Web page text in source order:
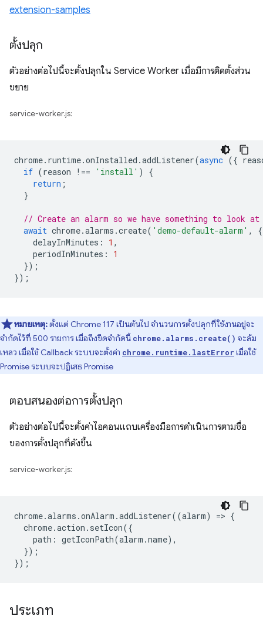
extension-samples
ตั้งปลุก
ตัวอย่างต่อไปนี้จะตั้งปลุกใน Service Worker เมื่อมีการติดตั้งส่วน
ขยาย
service-worker.js:
chrome. runtime.onInstalled .addListener(async ({
if (reason !== 'install' )
{
return ;
}
// Create an alarm so we have something to look at
await chrome.alarms .create( 'demo-default-alarm' ,
{
delayInMinutes : 1 ,
periodInMinutes :
1
});
});
หมายเหตุ:ตั้งแต่ Chrome 117 เป็นต้นไป จำนวนการตั้งปลุกที่ใช้งานอยู่จะ
จำกัดไว้ที่ 500 รายการ เมื่อถึงขีดจำกัดนี้ chrome.alarms.create() จะล้ม
เหลว เมื่อใช้ Callback ระบบจะตั้งค่า chrome.runtime.lastError เมื่อใช้
Promise ระบบจะปฏิเสธ Promise
ตอบสนองต่อการตั้งปลุก
ตัวอย่างต่อไปนี้จะตั้งค่าไอคอนแถบเครื่องมือการดำเนินการตามชื่อ
ของการตั้งปลุกที่ดังขึ้น
service-worker.js:
chrome.alarms .onAlarm .addListener((alarm) => {
chrome.action . setIcon({
path : getIconPath(alarm .name),
});
});
ประเภท